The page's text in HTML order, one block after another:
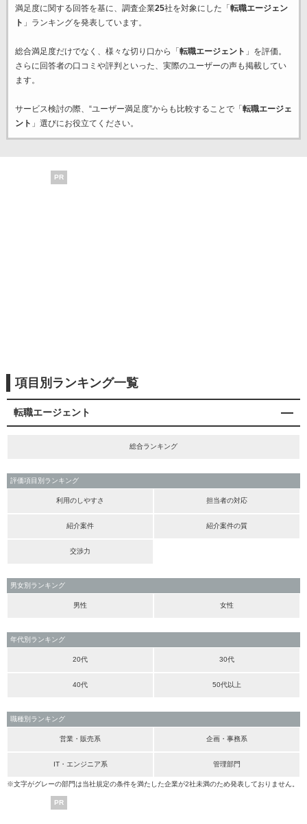
満足度に関する回答を基に、調査企業25社を対象にした「 転職エージェン
ト 」ランキングを発表しています。
総合満足度だけでなく、様々な切り口から「 転職エージェント 」を評価。
さらに回答者の口コミや評判といった、実際のユーザーの声も掲載してい
ます。
サービス検討の際、“ユーザー満足度”からも比較することで「 転職エージェ
ント 」選びにお役立てください。
PR
項目別ランキング一覧
転職エージェント
総合ランキング
評価項目別ランキング
利用のしやすさ 担当者の対応
紹介案件 紹介案件の質
交渉力
男女別ランキング
男性 女性
年代別ランキング
20代 30代
40代 50代以上
職種別ランキング
営業・販売系 企画・事務系
IT・エンジニア系 管理部門
※文字がグレーの部門は当社規定の条件を満たした企業が2社未満のため発表しておりません。
PR